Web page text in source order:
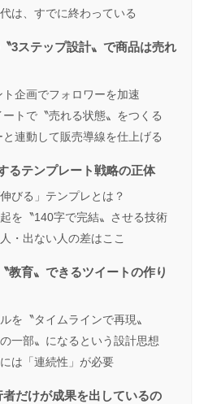
は、すでに終わっている
3ステップ設計〟で商品は売れ
企画でフォロワーを加速
トで〝売れる状態〟をつくる
連動して販売導線を仕上げる
るテンプレート戦略の正体
びる」テンプレとは？
を〝140字で完結〟させる技術
・出ない人の差はここ
教育〟できるツイートの作り
を〝タイムラインで再現〟
一部〟になるという設計思想
は「連続性」が必要
だけが成果を出しているの